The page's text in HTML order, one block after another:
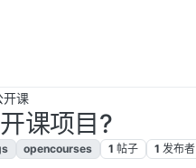
课
课项目?
opencourses 1 帖子 1 发布者